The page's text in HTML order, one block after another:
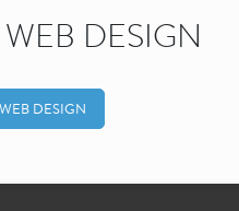
DESIGN
DESIGN